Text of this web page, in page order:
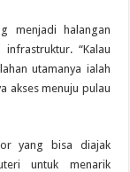
menjadi halangan
“Kalau
utamanya ialah
akses menuju pulau
yang bisa diajak
untuk menarik